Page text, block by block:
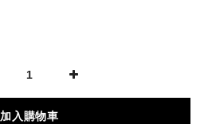
加入購物車